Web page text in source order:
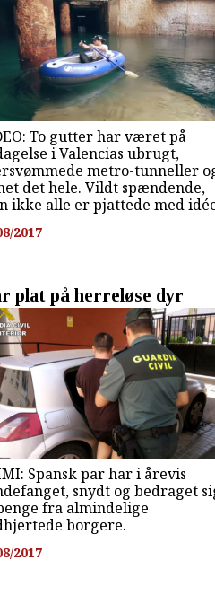
To gutter har været på
i Valencias ubrugt,
metro-tunneller
det hele. Vildt spændende,
ikke alle er pjattede med
2017
plat på herreløse dyr
Spansk par har i årevis
snydt og bedraget
fra almindelige
borgere.
2017